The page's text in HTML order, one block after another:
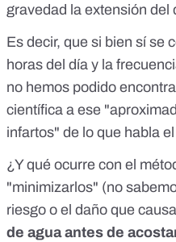
gravedad la extensión del
Es decir, que si bien sí se
horas del día y la
no hemos podido
científica a ese
infartos" de lo que habla
¿Y qué ocurre con el
"minimizarlos" (no
riesgo o el daño que
de agua antes de